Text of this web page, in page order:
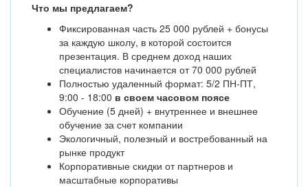
Что мы предлагаем?
Фиксированная часть 25 000 рублей + бонусы
за каждую школу, в которой состоится
презентация. В среднем доход наших
специалистов начинается от 70 000 рублей
Полностью удаленный формат: 5/2 ПН-ПТ,
9:00 - 18:00 в своем часовом поясе
Обучение (5 дней) + внутреннее и внешнее
обучение за счет компании
Экологичный, полезный и востребованный на
рынке продукт
Корпоративные скидки от партнеров и
масштабные корпоративы